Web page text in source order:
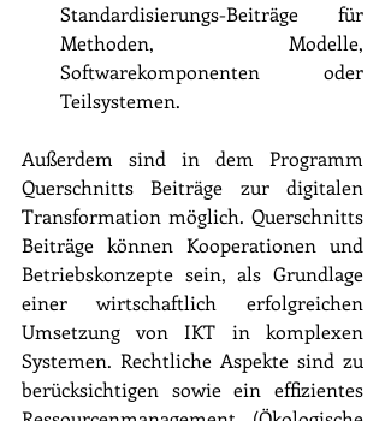
Standardisierungs-Beiträge für
Methoden, Modelle,
Softwarekomponenten oder
Teilsystemen.
Außerdem sind in dem Programm
Querschnitts Beiträge zur digitalen
Transformation möglich. Querschnitts
Beiträge können Kooperationen und
Betriebskonzepte sein, als Grundlage
einer wirtschaftlich erfolgreichen
Umsetzung von IKT in komplexen
Systemen. Rechtliche Aspekte sind zu
berücksichtigen sowie ein effizientes